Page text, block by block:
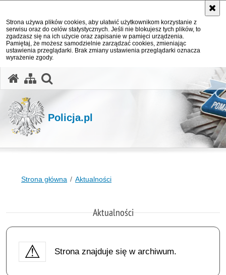
Strona używa plików cookies, aby ułatwić użytkownikom korzystanie z
serwisu oraz do celów statystycznych. Jeśli nie blokujesz tych plików, to
zgadzasz się na ich użycie oraz zapisanie w pamięci urządzenia.
Pamiętaj, że możesz samodzielnie zarządzać cookies, zmieniając
ustawienia przeglądarki. Brak zmiany ustawienia przeglądarki oznacza
wyrażenie zgody.
Policja.pl
Strona główna Aktualności
Aktualności
Strona znajduje się w archiwum.